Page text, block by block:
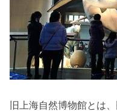
旧上海自然博物館とは